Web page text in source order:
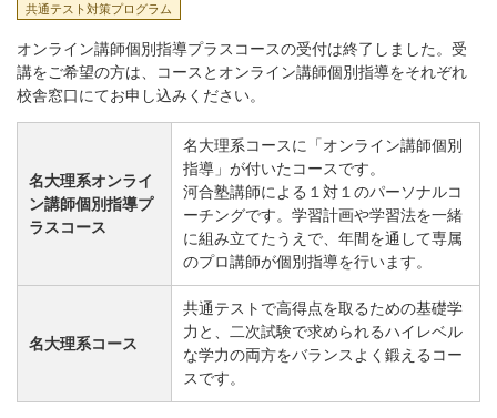
共通テスト対策プログラム
オンライン講師個別指導プラスコースの受付は終了しました。受
講をご希望の方は、コースとオンライン講師個別指導をそれぞれ
校舎窓口にてお申し込みください。
名大理系オンライ
ン講師個別指導プ
ラスコース
名大理系コースに「オンライン講師個別
指導」が付いたコースです。
河合塾講師による１対１のパーソナルコ
ーチングです。学習計画や学習法を一緒
に組み立てたうえで、年間を通して専属
のプロ講師が個別指導を行います。
名大理系コース
共通テストで高得点を取るための基礎学
力と、二次試験で求められるハイレベル
な学力の両方をバランスよく鍛えるコー
スです。